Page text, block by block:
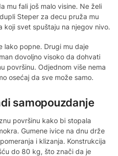
mu fali još malo visine. Ne želi
Steper za decu pruža mu
koji svet spuštaju na njegov nivo.
lako popne. Drugi mu daje
dovoljno visoko da dohvati
površinu. Odjednom više nema
osećaj da sve može samo.
samopouzdanje
površinu kako bi stopala
Gumene ivice na dnu drže
i klizanja. Konstrukcija
do 80 kg, što znači da je